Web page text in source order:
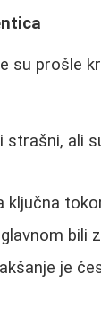
su prošle
strašni, ali
ključna
bili
je